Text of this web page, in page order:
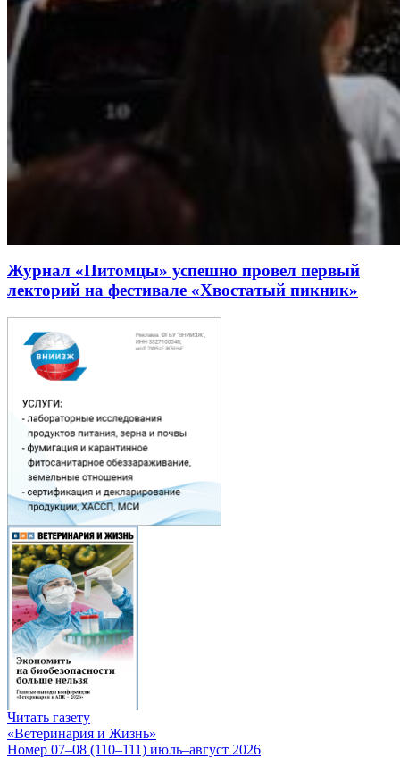
Журнал «Питомцы» успешно провел первый
лекторий на фестивале «Хвостатый пикник»
Читать газету
«Ветеринария и Жизнь»
Номер 07–08 (110–111) июль–август 2026